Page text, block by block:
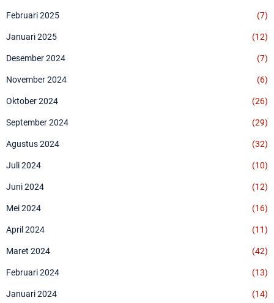
Februari 2025 (7)
Januari 2025 (12)
Desember 2024 (7)
November 2024 (6)
Oktober 2024 (26)
September 2024 (29)
Agustus 2024 (32)
Juli 2024 (10)
Juni 2024 (12)
Mei 2024 (16)
April 2024 (11)
Maret 2024 (42)
Februari 2024 (13)
Januari 2024 (14)